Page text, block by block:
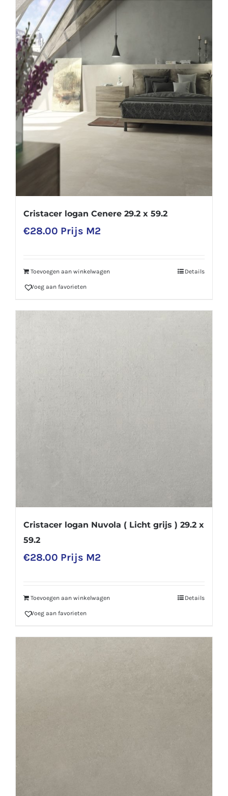
Cristacer logan Cenere 29.2 x 59.2
€28.00 Prijs M2
Toevoegen aan winkelwagen Details
Voeg aan favorieten
Cristacer logan Nuvola ( Licht grijs ) 29.2 x
59.2
€28.00 Prijs M2
Toevoegen aan winkelwagen Details
Voeg aan favorieten